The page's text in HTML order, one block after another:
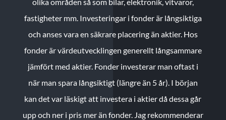
fastigheter mm. Investeringar i fonder är långsiktiga
och anses vara en säkrare placering än aktier. Hos
fonder är värdeutvecklingen generellt långsammare
jämfört med aktier. Fonder investerar man oftast i
när man spara långsiktigt (längre än 5 år). I början
kan det var läskigt att investera i aktier då dessa går
upp och ner i pris mer än fonder. Jag rekommenderar